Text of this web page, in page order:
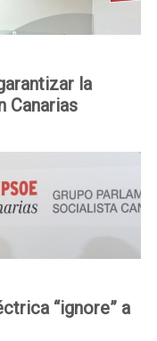
la
Canarias
“ignore” a